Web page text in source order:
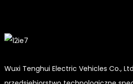
Wuxi Tenghui Electric Vehicles Co.,